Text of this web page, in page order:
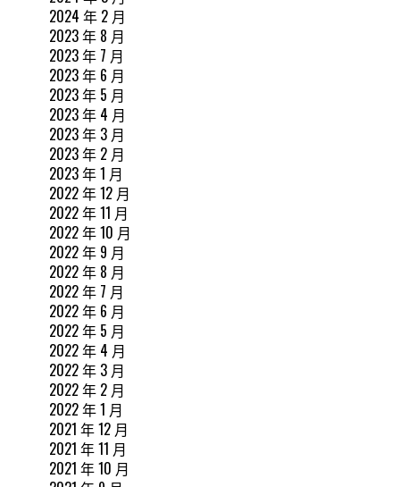
2024 年 2 月
2023 年 8 月
2023 年 7 月
2023 年 6 月
2023 年 5 月
2023 年 4 月
2023 年 3 月
2023 年 2 月
2023 年 1 月
2022 年 12 月
2022 年 11 月
2022 年 10 月
2022 年 9 月
2022 年 8 月
2022 年 7 月
2022 年 6 月
2022 年 5 月
2022 年 4 月
2022 年 3 月
2022 年 2 月
2022 年 1 月
2021 年 12 月
2021 年 11 月
2021 年 10 月